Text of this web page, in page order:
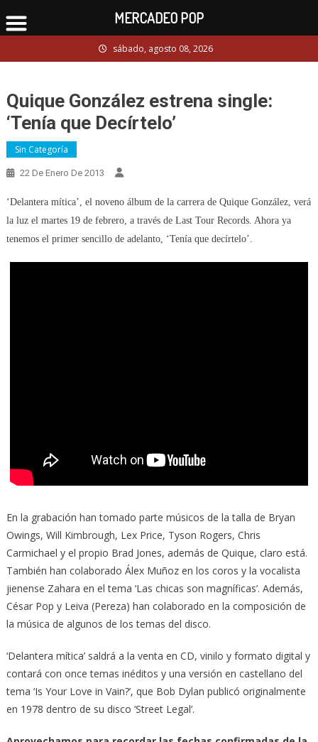
to
sábado, agosto 08, 2026
Quique González estrena single:
‘Tenía que Decírtelo’
Sin Categoría
22 De Enero De 2013
‘Delantera mítica’, el noveno álbum de la carrera de Quique González, verá
la luz el martes 19 de febrero, a través de Last Tour Records. Ahora ya
tenemos el primer sencillo de adelanto, ‘Tenía que decírtelo’.
En la grabación han tomado parte músicos de la talla de Bryan
Owings, Will Kimbrough, Lex Price, Tyson Rogers, Chris
Carmichael y el propio Brad Jones, además de Quique, claro está.
También han colaborado Álex Muñoz en los coros y la vocalista
jienense Zahara en el tema ‘Las chicas son magníficas’. Además,
César Pop y Leiva (Pereza) han colaborado en la composición de
la música de algunos de los temas del disco.
‘Delantera mítica’ saldrá a la venta en CD, vinilo y formato digital y
contará con once temas inéditos y una versión en castellano del
tema ‘Is Your Love in Vain?’, que Bob Dylan publicó originalmente
en 1978 dentro de su disco ‘Street Legal’.
MERCADEO POP